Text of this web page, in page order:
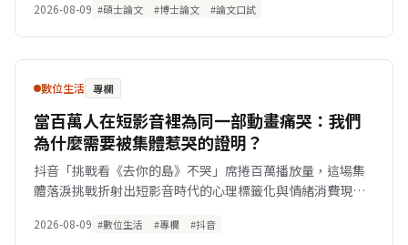
究諮詢、統計指導、潤稿校對、寫作輔導與口試模擬等協
助，說明為何「論文代寫」不如「協助你自己完成」——全程
你都是作者，研究能力帶得走，也符合學術倫理規範。
2026-08-09 #碩士論文 #博士論文 #論文口試
數位生活 專欄
當百萬人在短影音裡為同一部動畫痛哭：我們
為什麼需要被集體惹哭的證明？
抖音「挑戰看《去你的島》不哭」席捲百萬播放量，這場集
體落淚挑戰折射出短影音時代的心理標籤化與情緒消費現
2026-08-09 #數位生活 #專欄 #抖音